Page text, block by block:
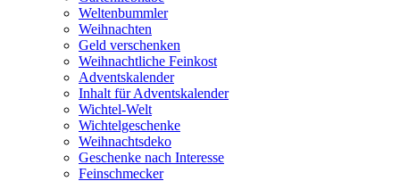
Weltenbummler
Weihnachten
Geld verschenken
Weihnachtliche Feinkost
Adventskalender
Inhalt für Adventskalender
Wichtel-Welt
Wichtelgeschenke
Weihnachtsdeko
Geschenke nach Interesse
Feinschmecker